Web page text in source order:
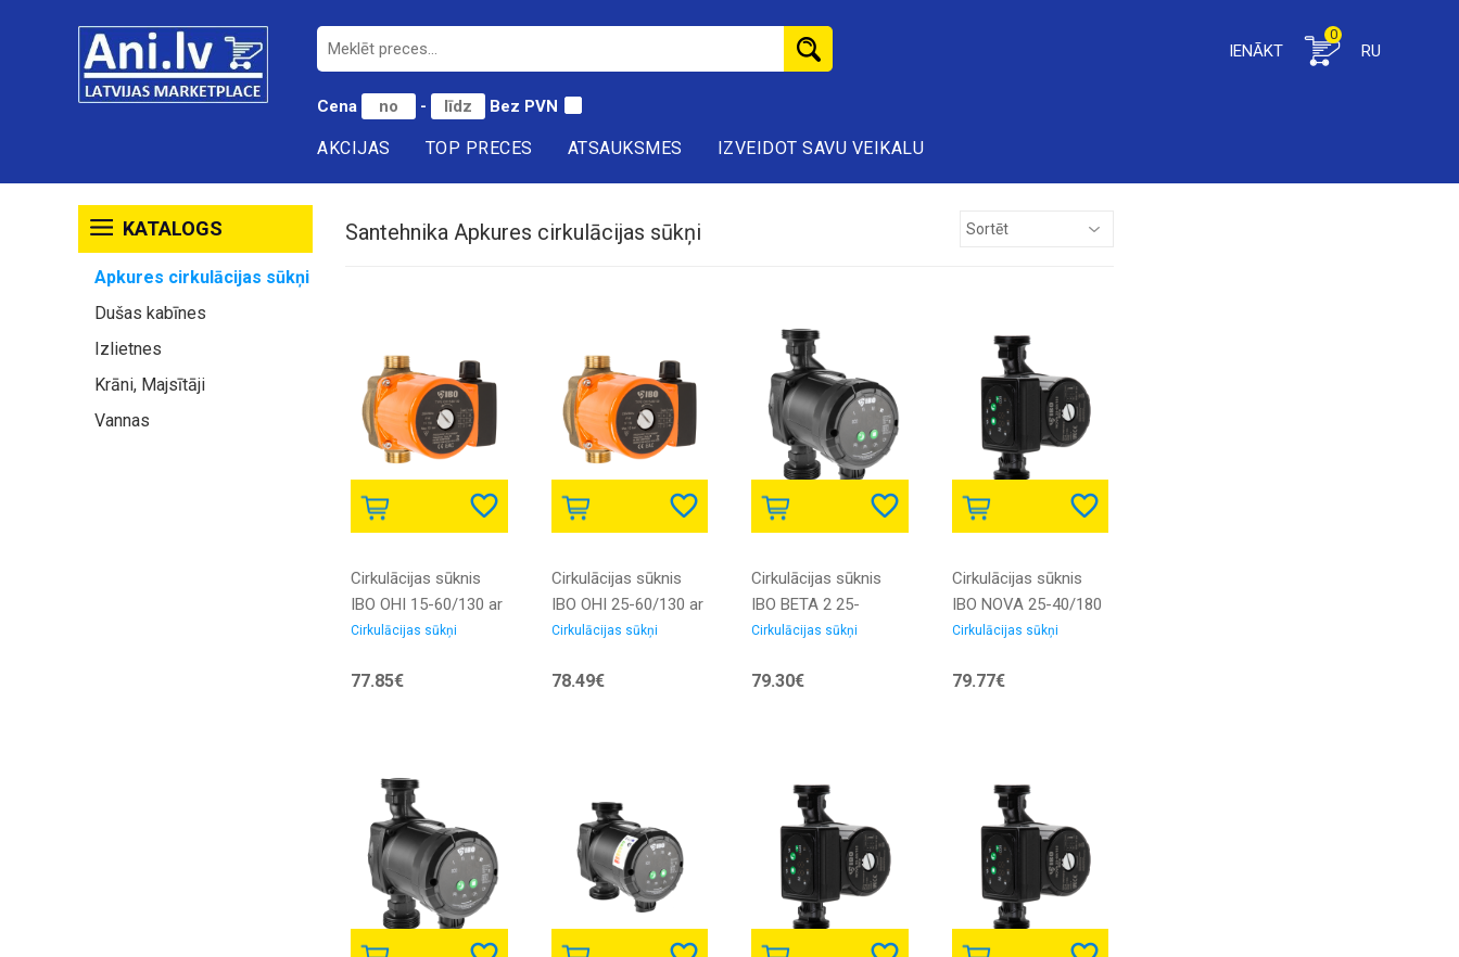
Cena - Bez PVN
IENĀKT
0
RU
AKCIJAS TOP PRECES ATSAUKSMES IZVEIDOT SAVU VEIKALU
KATALOGS
Apkures cirkulācijas sūkņi
Dušas kabīnes
Izlietnes
Krāni, Majsītāji
Vannas
Santehnika Apkures cirkulācijas sūkņi
Cirkulācijas sūknis
IBO OHI 15-60/130 ar
bronzas korpusu
Cirkulācijas sūkņi
77.85€
Cirkulācijas sūknis
IBO OHI 25-60/130 ar
bronzas korpusu
Cirkulācijas sūkņi
78.49€
Cirkulācijas sūknis
IBO BETA 2 25-
40/180 Elektroniskais
Cirkulācijas sūkņi
79.30€
Cirkulācijas sūknis
IBO NOVA 25-40/180
elektroniskais
Cirkulācijas sūkņi
79.77€